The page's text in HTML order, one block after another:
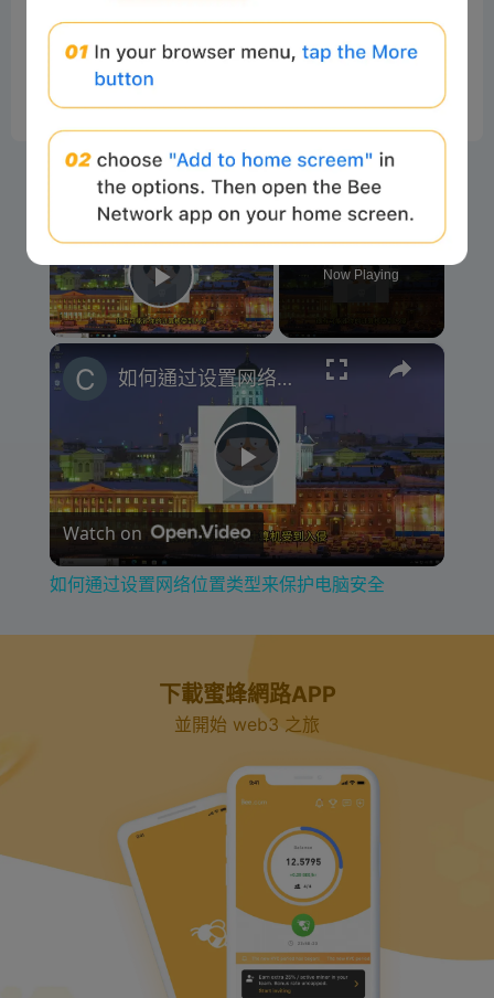
×
Play Video
Now Playing
×
P
l
y
d
e
如何通过设置网络位置类型来保护电脑安全
Watch on
如何通过设置网络位置类型来保护电脑安全
下載蜜蜂網路APP
並開始 web3 之旅